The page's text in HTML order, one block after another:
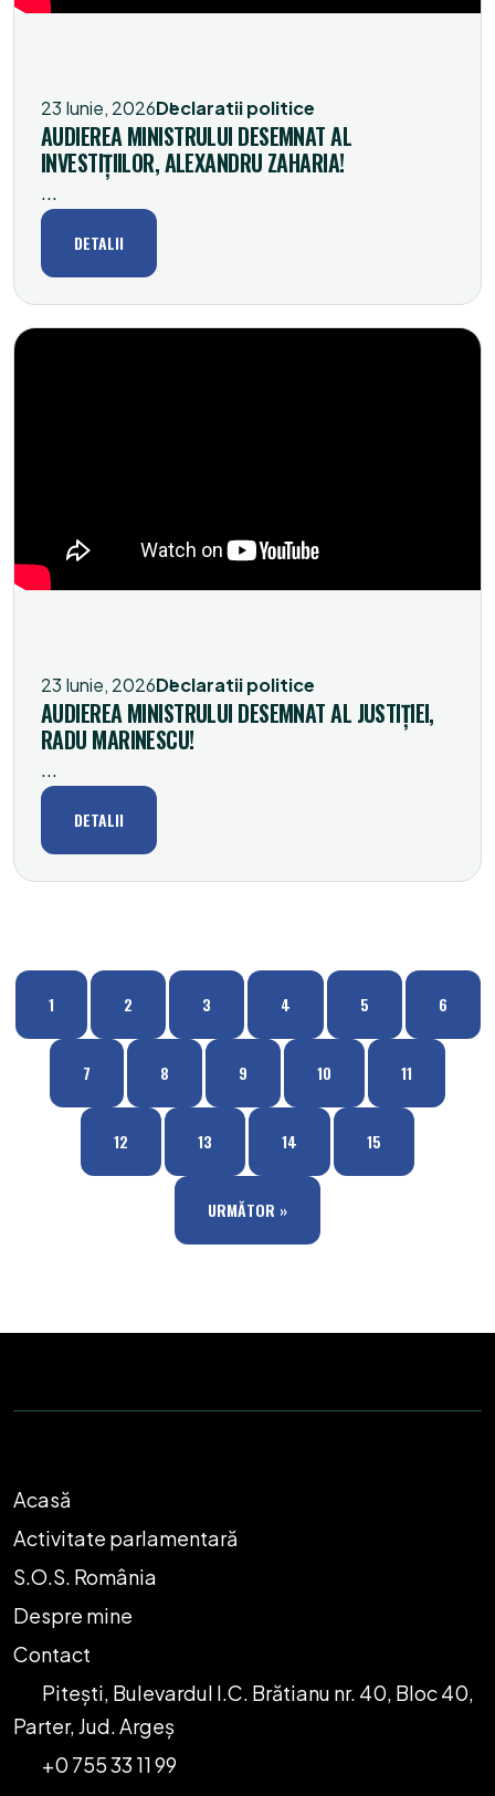
23 Iunie, 2026Declaratii politice
AUDIEREA MINISTRULUI DESEMNAT AL
INVESTIȚIILOR, ALEXANDRU ZAHARIA!
...
DETALII
23 Iunie, 2026Declaratii politice
AUDIEREA MINISTRULUI DESEMNAT AL JUSTIȚIEI,
RADU MARINESCU!
...
DETALII
1 2 3 4 5 6
7 8 9 10 11
12 13 14 15
URMĂTOR »
Acasă
Activitate parlamentară
S.O.S. România
Despre mine
Contact
Pitești, Bulevardul I.C. Brătianu nr. 40, Bloc 40,
Parter, Jud. Argeș
+0 755 33 11 99